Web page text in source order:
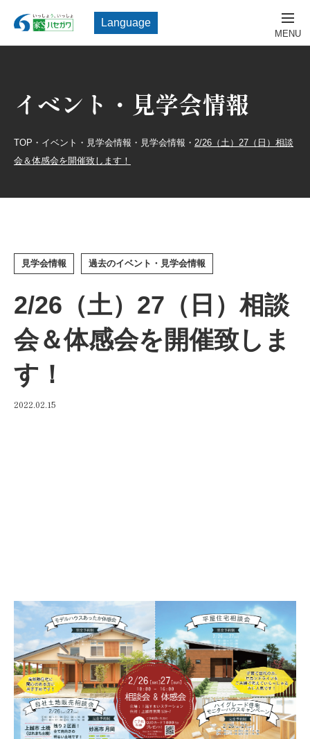
Language
イベント・見学会情報
TOP ・ イベント・見学会情報 ・ 見学会情報 ・ 2/26（土）27（日）相談
会＆体感会を開催致します！
見学会情報 過去のイベント・見学会情報
2/26（土）27（日）相談
会＆体感会を開催致しま
す！
2022.02.15